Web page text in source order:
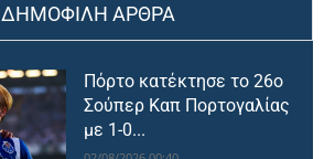
ΔΗΜΟΦΙΛΗ ΑΡΘΡΑ
Πόρτο κατέκτησε το 26ο
Σούπερ Καπ Πορτογαλίας
με 1-0...